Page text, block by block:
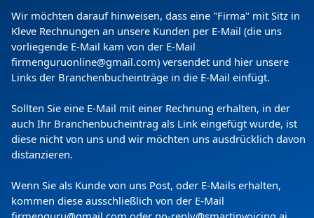
Copyright (c) 2024 by Firmenguru Ltd | alle Rechte
Donnerstag der 06. August | Seite generiert in0.0917
Sekunden
Wir möchten darauf hinweisen, dass eine "Firma" mit Sitz in
Kleve Rechnungen an unsere Kunden per E-Mail (die uns
vorliegende E-Mail kam von der E-Mail
firmenguruonline@gmail.com) versendet und hier unsere
Links der Branchenbucheinträge in die E-Mail einfügt.
Sollten Sie eine E-Mail mit einer Rechnung erhalten, in der
auch Ihr Branchenbucheintrag als Link eingefügt wurde, ist
diese nicht von uns und wir möchten uns ausdrücklich davon
distanzieren.
Wenn Sie als Kunde von uns Post, oder E-Mails erhalten,
kommen diese ausschließlich von der E-Mail